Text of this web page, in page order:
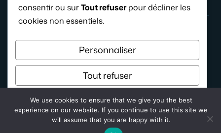
© 2026 KideFring.fr
consentir ou surTout refuserpour décliner les
cookies non essentiels.
Personnaliser
Tout refuser
Tout accepter
We use cookies to ensure that we give you the best
experience on our website. If you continue to use this site we
will assume that you are happy with it.